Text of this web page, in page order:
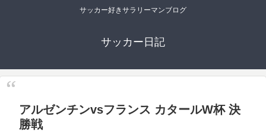
サッカー好きサラリーマンブログ
サッカー日記
アルゼンチンvsフランス カタールW杯 決
勝戦